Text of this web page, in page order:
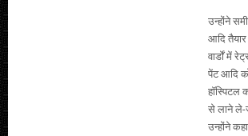
उन्होंने
आदि
वार्डों में
पेंट आदि
हॉस्पिटल
से लाने ले-
उन्होंने